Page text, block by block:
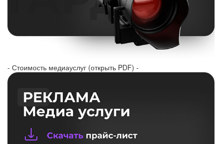
- Стоимость медиауслуг (открыть PDF) -